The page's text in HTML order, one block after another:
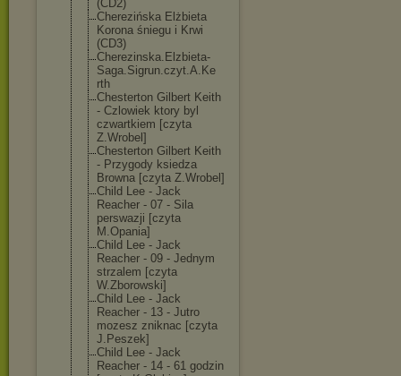
(CD2)
Cherezińska Elżbieta
Korona śniegu i Krwi
(CD3)
Cherezinska.El zbieta-
Saga.Sigrun.czyt.A.Ke
rth
Chesterton Gilbert Keith
- Czlowiek ktory byl
czwartkiem [czyta
Z.Wrobel]
Chesterton Gilbert Keith
- Przygody ksiedza
Browna [czyta Z.Wrobel]
Child Lee - Jack
Reacher - 07 - Sila
perswazji [czyta
M.Opania]
Child Lee - Jack
Reacher - 09 - Jednym
strzalem [czyta
W.Zborowski]
Child Lee - Jack
Reacher - 13 - Jutro
mozesz zniknac [czyta
J.Peszek]
Child Lee - Jack
Reacher - 14 - 61 godzin